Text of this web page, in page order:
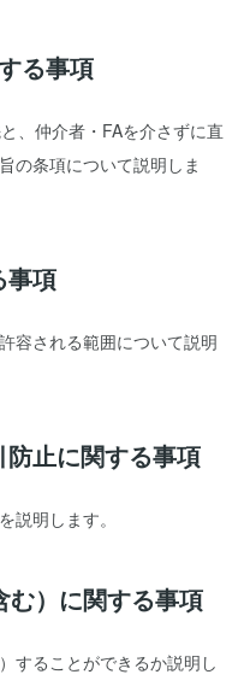
る事項
、仲介者・FAを介さずに直
の条項について説明しま
事項
容される範囲について説明
止に関する事項
説明します。
む）に関する事項
することができるか説明し